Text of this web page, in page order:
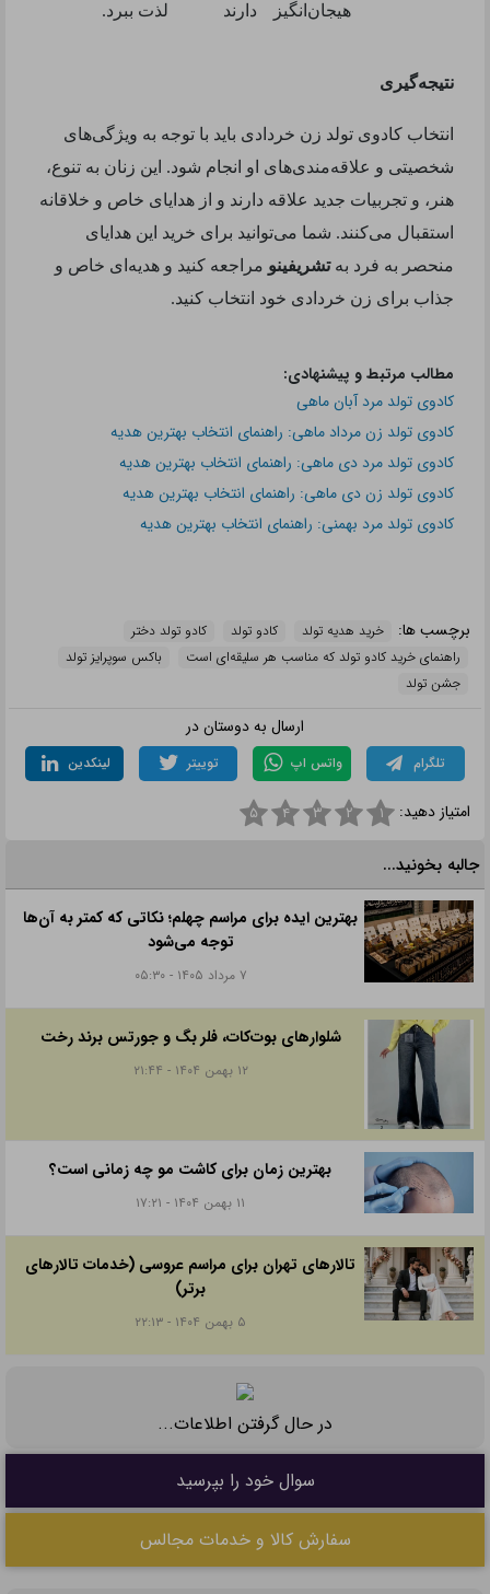
هیجان‌انگیز
دارند
لذت ببرد.
نتیجه‌گیری
انتخاب کادوی تولد زن خردادی باید با توجه به ویژگی‌های
شخصیتی و علاقه‌مندی‌های او انجام شود. این زنان به تنوع،
هنر، و تجربیات جدید علاقه دارند و از هدایای خاص و خلاقانه
استقبال می‌کنند. شما می‌توانید برای خرید این هدایای
منحصر به فرد بهتشریفینو مراجعه کنید و هدیه‌ای خاص و
جذاب برای زن خردادی خود انتخاب کنید.
مطالب مرتبط و پیشنهادی:
کادوی تولد مرد آبان ماهی
کادوی تولد زن مرداد ماهی: راهنمای انتخاب بهترین هدیه
کادوی تولد مرد دی ماهی: راهنمای انتخاب بهترین هدیه
کادوی تولد زن دی ماهی: راهنمای انتخاب بهترین هدیه
کادوی تولد مرد بهمنی: راهنمای انتخاب بهترین هدیه
برچسب ها: خرید هدیه تولد کادو تولد
کادو تولد دختر
راهنمای خرید کادو تولد که مناسب هر سلیقه‌ای است
باکس سوپرایز تولد
جشن تولد
ارسال به دوستان در
تلگرام واتس اپ توییتر لینکدین
امتیاز دهید: ۱ ۲ ۳ ۴ ۵
جالبه بخونید...
بهترین ایده برای مراسم چهلم؛ نکاتی که کمتر به آن‌ها
توجه می‌شود
۷ مرداد ۱۴۰۵ - ۰۵:۳۰
شلوارهای بوت‌کات، فلر بگ و جورتس برند رخت
۱۲ بهمن ۱۴۰۴ - ۲۱:۴۴
بهترین زمان برای کاشت مو چه زمانی است؟
۱۱ بهمن ۱۴۰۴ - ۱۷:۲۱
تالارهای تهران برای مراسم عروسی (خدمات تالارهای
برتر)
۵ بهمن ۱۴۰۴ - ۲۲:۱۳
در حال گرفتن اطلاعات...
سوال خود را بپرسید
سفارش کالا و خدمات مجالس